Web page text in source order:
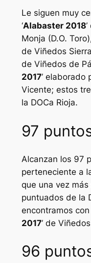
Le siguen muy
‘Alabaster 2018
Monja (D.O.
de Viñedos
de Viñedos de
2017’ elaborado
Vicente; estos
la DOCa Rioja.
97
Alcanzan los 97
perteneciente a
que una vez
puntuados de la
encontramos con
2017’ de
96